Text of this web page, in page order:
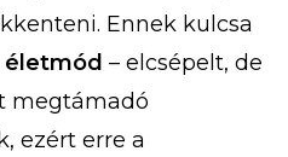
Ennek kulcsa
életmód – elcsépelt, de
megtámadó
ezért erre a